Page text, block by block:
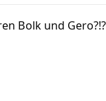
Bolk und Gero?!?